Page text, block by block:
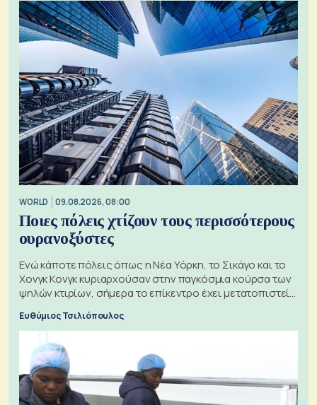
WORLD 09.08.2026, 08:00
Ποιες πόλεις χτίζουν τους περισσότερους
ουρανοξύστες
Ενώ κάποτε πόλεις όπως η Νέα Υόρκη, το Σικάγο και το
Χονγκ Κονγκ κυριαρχούσαν στην παγκόσμια κούρσα των
ψηλών κτιρίων, σήμερα το επίκεντρο έχει μετατοπιστεί
Ευθύμιος Τσιλιόπουλος